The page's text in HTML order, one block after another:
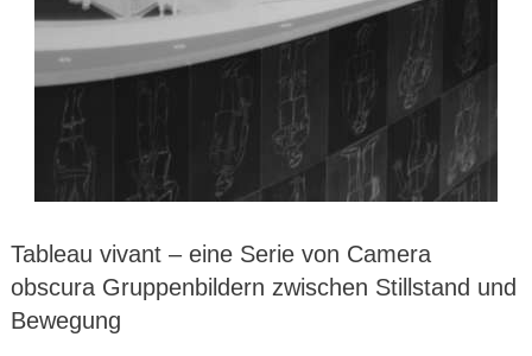
Tableau vivant – eine Serie von Camera
obscura Gruppenbildern zwischen Stillstand und
Bewegung